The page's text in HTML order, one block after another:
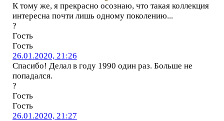
К тому же, я прекрасно осознаю, что такая коллекция
интересна почти лишь одному поколению...
?
Гость
Гость
26.01.2020, 21:26
Спасибо! Делал в году 1990 один раз. Больше не
попадался.
?
Гость
Гость
26.01.2020, 21:27